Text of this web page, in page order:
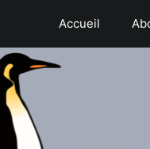
Accueil